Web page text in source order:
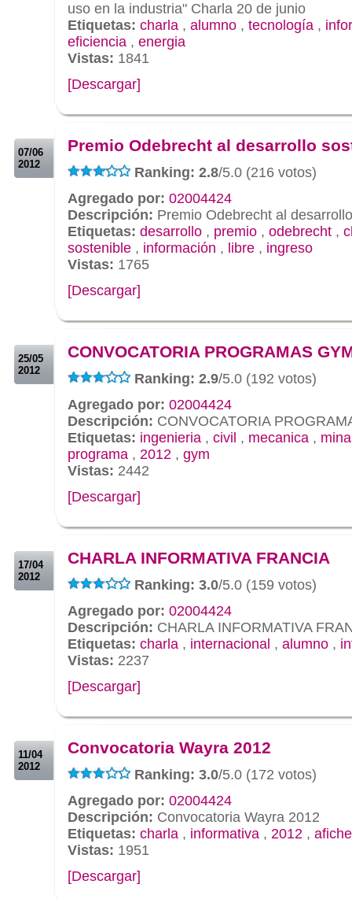
uso en la industria" Charla 20 de junio
Etiquetas: charla , alumno , tecnología ,
eficiencia , energia
Vistas: 1841
[Descargar]
07/06
2012
Premio Odebrecht al desarrollo
Ranking: 2.8/5.0 (216 votos)
Agregado por: 02004424
Descripción: Premio Odebrecht al
Etiquetas: desarrollo , premio , odebrecht ,
sostenible , información , libre , ingreso
Vistas: 1765
[Descargar]
25/05
2012
CONVOCATORIA PROGRAMAS
Ranking: 2.9/5.0 (192 votos)
Agregado por: 02004424
Descripción: CONVOCATORIA
Etiquetas: ingenieria , civil , mecanica ,
programa , 2012 , gym
Vistas: 2442
[Descargar]
17/04
2012
CHARLA INFORMATIVA FRANCIA
Ranking: 3.0/5.0 (159 votos)
Agregado por: 02004424
Descripción: CHARLA INFORMATIVA
Etiquetas: charla , internacional , alumno ,
Vistas: 2237
[Descargar]
11/04
2012
Convocatoria Wayra 2012
Ranking: 3.0/5.0 (172 votos)
Agregado por: 02004424
Descripción: Convocatoria Wayra 2012
Etiquetas: charla , informativa , 2012 , afiche
Vistas: 1951
[Descargar]